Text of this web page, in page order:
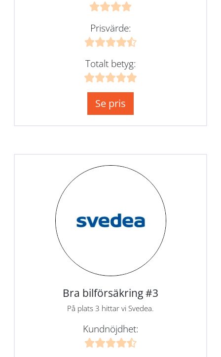
Prisvärde:
Totalt betyg:
Se pris
Bra bilförsäkring #3
På plats 3 hittar vi Svedea.
Kundnöjdhet: